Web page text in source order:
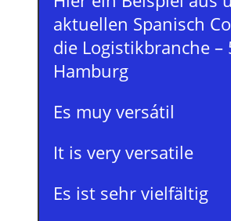
aktuellen Spanisch
die Logistikbranche –
Hamburg
Es muy versátil
It is very versatile
Es ist sehr vielfältig